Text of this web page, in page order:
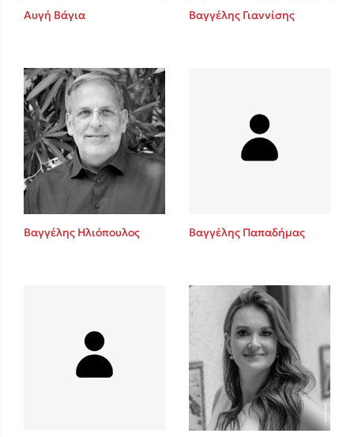
Αυγή Βάγια Βαγγέλης Γιαννίσης
Βαγγέλης Ηλιόπουλος Βαγγέλης Παπαδήμας